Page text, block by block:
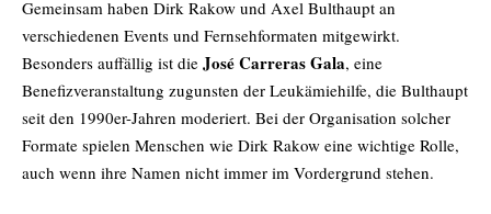
Gemeinsam haben Dirk Rakow und Axel Bulthaupt an
verschiedenen Events und Fernsehformaten mitgewirkt.
Besonders auffällig ist die José Carreras Gala, eine
Benefizveranstaltung zugunsten der Leukämiehilfe, die Bulthaupt
seit den 1990er-Jahren moderiert. Bei der Organisation solcher
Formate spielen Menschen wie Dirk Rakow eine wichtige Rolle,
auch wenn ihre Namen nicht immer im Vordergrund stehen.